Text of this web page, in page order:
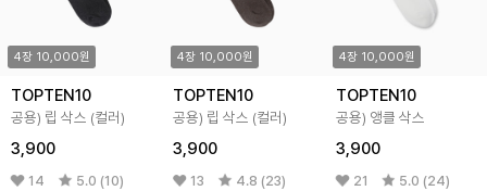
4장 10,000원
TOPTEN10
공용) 립 삭스 (컬러)
3,900
14 5.0 (10)
4장 10,000원
TOPTEN10
공용) 립 삭스 (컬러)
3,900
13 4.8 (23)
4장 10,000원
TOPTEN10
공용) 앵클 삭스
3,900
21 5.0 (24)